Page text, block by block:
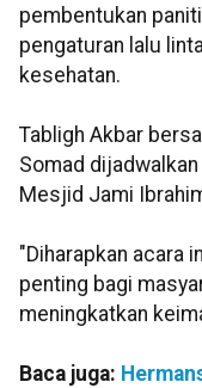
pembentukan
pengaturan lalu
kesehatan.
Tabligh Akbar
Somad
Mesjid Jami
"Diharapkan acara
penting bagi
meningkatkan
Baca juga: